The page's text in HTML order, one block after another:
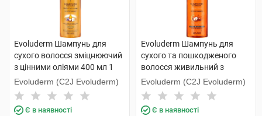
Evoluderm Шампунь для
сухого волосся зміцнюючий
з цінними оліями 400 мл 1
флакон
Evoluderm (C2J Evoluderm)
Є в наявності
Evoluderm Шампунь для
сухого та пошкодженого
волосся живильний з
аргановою олією 400 мл 1
флакон
Evoluderm (C2J Evoluderm)
Є в наявності